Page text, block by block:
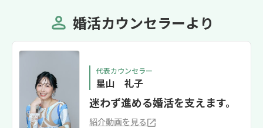
婚活カウンセラーより
代表カウンセラー
星山 礼子
迷わず進める婚活を支えます。
紹介動画を見る